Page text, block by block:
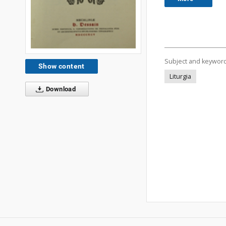
Show content
Download
Subject and
Liturgia